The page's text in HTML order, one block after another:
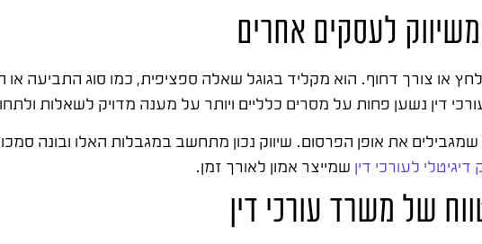
לעסקים אחרים
או צורך דחוף. הוא מקליד בגוגל שאלה ספציפית, כמו סוג התביעה
דין נשען פחות על מסרים כלליים ויותר על מענה מדויק לשאלות
את אופן הפרסום. שיווק נכון מתחשב במגבלות האלו ובונה
דיגיטלי לעורכי דין שמייצר אמון לאורך זמן.
של משרד עורכי דין